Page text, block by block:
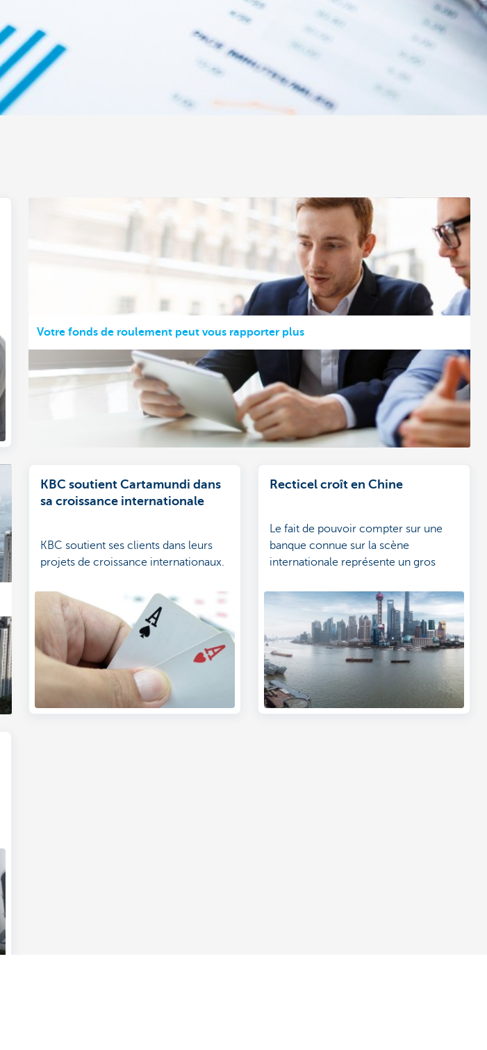
Votre fonds de roulement peut vous rapporter plus
KBC soutient Cartamundi dans
sa croissance internationale
KBC soutient ses clients dans leurs
projets de croissance internationaux.
Cartamundi?
Recticel croît en Chine
Le fait de pouvoir compter sur une
banque connue sur la scène
internationale représente un gros
la croissance de l'entreprise en Chine
par le biais du financement local.